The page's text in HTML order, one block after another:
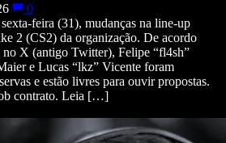
0
feira (31), mudanças na line-up
2 (CS2) da organização. De acordo
X (antigo Twitter), Felipe “fl4sh”
e Lucas “lkz” Vicente foram
e estão livres para ouvir propostas.
contrato. Leia […]